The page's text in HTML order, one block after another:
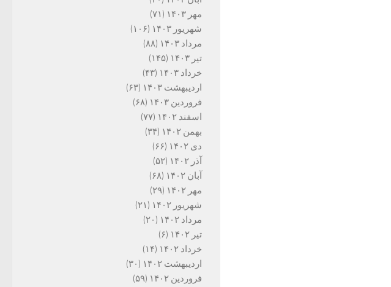
مهر ۱۴۰۳
(۷۱)
شهریور ۱۴۰۳
(۱۰۶)
مرداد ۱۴۰۳
(۸۸)
تیر ۱۴۰۳
(۱۴۵)
خرداد ۱۴۰۳
(۴۳)
اردیبهشت ۱۴۰۳
(۶۳)
فروردین ۱۴۰۳
(۶۸)
اسفند ۱۴۰۲
(۷۷)
بهمن ۱۴۰۲
(۳۴)
دی ۱۴۰۲
(۶۶)
آذر ۱۴۰۲
(۵۲)
آبان ۱۴۰۲
(۶۸)
مهر ۱۴۰۲
(۲۹)
شهریور ۱۴۰۲
(۲۱)
مرداد ۱۴۰۲
(۲۰)
تیر ۱۴۰۲
(۶)
خرداد ۱۴۰۲
(۱۴)
اردیبهشت ۱۴۰۲
(۳۰)
فروردین ۱۴۰۲
(۵۹)